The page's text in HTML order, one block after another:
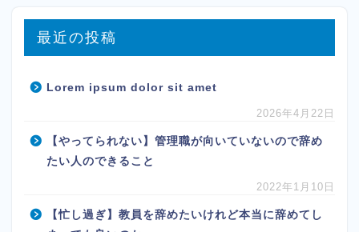
最近の投稿
Lorem ipsum dolor sit amet
2026年4月22日
【やってられない】管理職が向いていないので辞め
たい人のできること
2022年1月10日
【忙し過ぎ】教員を辞めたいけれど本当に辞めてし